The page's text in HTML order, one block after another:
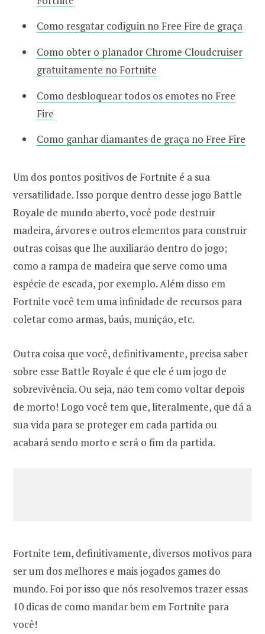
Como resgatar codiguin no Free Fire de graça
Como obter o planador Chrome Cloudcruiser
gratuitamente no Fortnite
Como desbloquear todos os emotes no Free
Fire
Como ganhar diamantes de graça no Free Fire
Um dos pontos positivos de Fortnite é a sua
versatilidade. Isso porque dentro desse jogo Battle
Royale de mundo aberto, você pode destruir
madeira, árvores e outros elementos para construir
outras coisas que lhe auxiliarão dentro do jogo;
como a rampa de madeira que serve como uma
espécie de escada, por exemplo. Além disso em
Fortnite você tem uma infinidade de recursos para
coletar como armas, baús, munição, etc.
Outra coisa que você, definitivamente, precisa saber
sobre esse Battle Royale é que ele é um jogo de
sobrevivência. Ou seja, não tem como voltar depois
de morto! Logo você tem que, literalmente, que dá a
sua vida para se proteger em cada partida ou
acabará sendo morto e será o fim da partida.
Fortnite tem, definitivamente, diversos motivos para
ser um dos melhores e mais jogados games do
mundo. Foi por isso que nós resolvemos trazer essas
10 dicas de como mandar bem em Fortnite para
você!